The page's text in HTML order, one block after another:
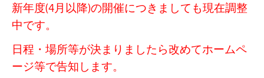
新年度(4月以降)の開催につきましても現在調整
中です。
日程・場所等が決まりましたら改めてホームペ
ージ等で告知します。